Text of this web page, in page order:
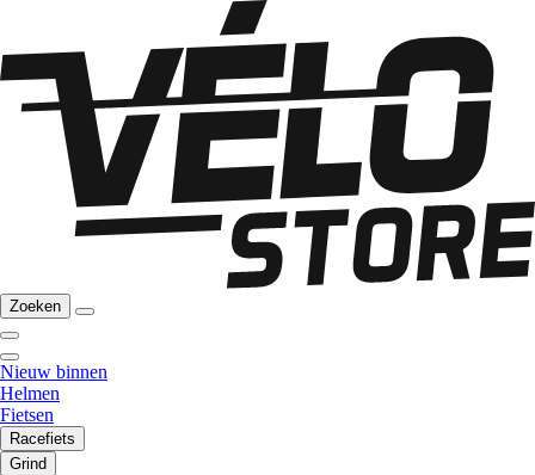
Zoeken
Nieuw binnen
Helmen
Fietsen
Racefiets
Grind